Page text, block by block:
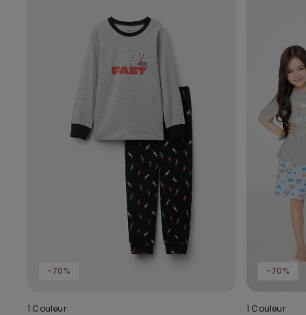
-70%
1 Couleur
-70%
1 Couleur